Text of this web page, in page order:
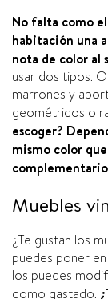
No falta como
habitación una
nota de color al
usar dos tipos.
marrones y
geométricos o
escoger?
mismo color
Muebles
¿Te gustan los
puedes poner
los puedes
como gastado.